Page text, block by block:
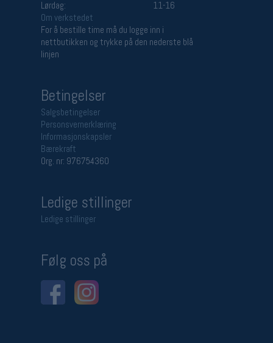
Lørdag:
11-16
Om verkstedet
For å bestille time må du logge inn i
nettbutikken og trykke på den nederste blå
linjen
Betingelser
Salgsbetingelser
Personsvernerklæring
Informasjonskapsler
Bærekraft
Org. nr: 976754360
Ledige stillinger
Ledige stillinger
Følg oss på